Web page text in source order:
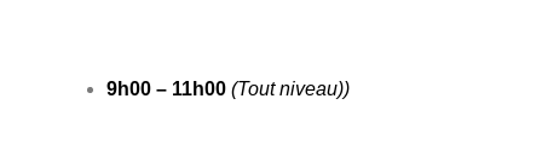
9h00 – 11h00(Tout niveau))